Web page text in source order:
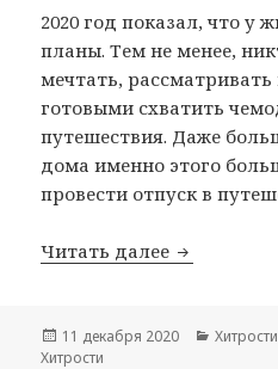
2020 год показал, что у
планы. Тем не менее,
мечтать,
готовыми схватить
путешествия. Даже
дома именно этого
провести отпуск в
Читать далее Как
Опубликовано
11 декабря 2020 Рубрики
Хитрости
Хитрости